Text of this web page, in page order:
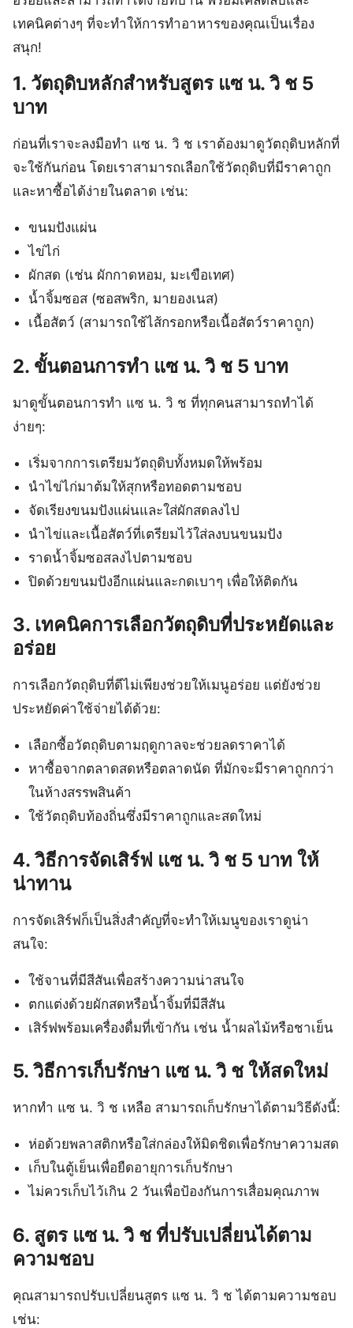
เทคนิคต่างๆ ที่จะทำให้การทำอาหารของคุณเป็นเรื่อง
สนุก!
1. วัตถุดิบหลักสำหรับสูตร แซ น. วิ ช 5
บาท
ก่อนที่เราจะลงมือทำ แซ น. วิ ช เราต้องมาดูวัตถุดิบหลักที่
จะใช้กันก่อน โดยเราสามารถเลือกใช้วัตถุดิบที่มีราคาถูก
และหาซื้อได้ง่ายในตลาด เช่น:
ขนมปังแผ่น
ไข่ไก่
ผักสด (เช่น ผักกาดหอม, มะเขือเทศ)
น้ำจิ้มซอส (ซอสพริก, มายองเนส)
เนื้อสัตว์ (สามารถใช้ไส้กรอกหรือเนื้อสัตว์ราคาถูก)
2. ขั้นตอนการทำ แซ น. วิ ช 5 บาท
มาดูขั้นตอนการทำ แซ น. วิ ช ที่ทุกคนสามารถทำได้
ง่ายๆ:
เริ่มจากการเตรียมวัตถุดิบทั้งหมดให้พร้อม
นำไข่ไก่มาต้มให้สุกหรือทอดตามชอบ
จัดเรียงขนมปังแผ่นและใส่ผักสดลงไป
นำไข่และเนื้อสัตว์ที่เตรียมไว้ใส่ลงบนขนมปัง
ราดน้ำจิ้มซอสลงไปตามชอบ
ปิดด้วยขนมปังอีกแผ่นและกดเบาๆ เพื่อให้ติดกัน
3. เทคนิคการเลือกวัตถุดิบที่ประหยัดและ
อร่อย
การเลือกวัตถุดิบที่ดีไม่เพียงช่วยให้เมนูอร่อย แต่ยังช่วย
ประหยัดค่าใช้จ่ายได้ด้วย:
เลือกซื้อวัตถุดิบตามฤดูกาลจะช่วยลดราคาได้
หาซื้อจากตลาดสดหรือตลาดนัด ที่มักจะมีราคาถูกกว่า
ในห้างสรรพสินค้า
ใช้วัตถุดิบท้องถิ่นซึ่งมีราคาถูกและสดใหม่
4. วิธีการจัดเสิร์ฟ แซ น. วิ ช 5 บาท ให้
น่าทาน
การจัดเสิร์ฟก็เป็นสิ่งสำคัญที่จะทำให้เมนูของเราดูน่า
สนใจ:
ใช้จานที่มีสีสันเพื่อสร้างความน่าสนใจ
ตกแต่งด้วยผักสดหรือน้ำจิ้มที่มีสีสัน
เสิร์ฟพร้อมเครื่องดื่มที่เข้ากัน เช่น น้ำผลไม้หรือชาเย็น
5. วิธีการเก็บรักษา แซ น. วิ ช ให้สดใหม่
หากทำ แซ น. วิ ช เหลือ สามารถเก็บรักษาได้ตามวิธีดังนี้:
ห่อด้วยพลาสติกหรือใส่กล่องให้มิดชิดเพื่อรักษาความสด
เก็บในตู้เย็นเพื่อยืดอายุการเก็บรักษา
ไม่ควรเก็บไว้เกิน 2 วันเพื่อป้องกันการเสื่อมคุณภาพ
6. สูตร แซ น. วิ ช ที่ปรับเปลี่ยนได้ตาม
ความชอบ
คุณสามารถปรับเปลี่ยนสูตร แซ น. วิ ช ได้ตามความชอบ
เช่น: